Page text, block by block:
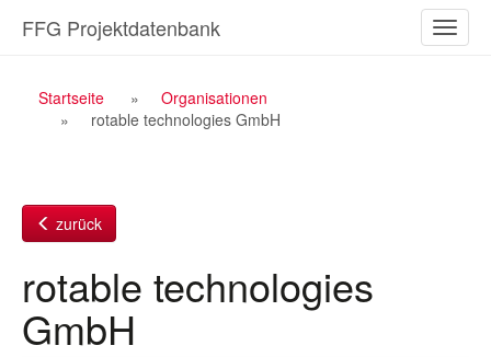
Inhalt
ein-/
FFG Projektdatenbank
Breadcrumb
Navigation
Startseite
Organisationen
rotable technologies GmbH
zurück
rotable technologies
GmbH